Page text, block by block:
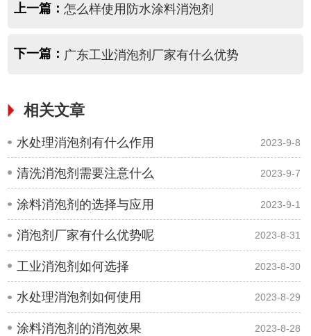
上一篇： 怎么样使用防水涂料消泡剂
下一篇： 广东工业消泡剂厂家有什么优势
相关文章
水处理消泡剂有什么作用 2023-9-8
清洗消泡剂需要注意什么 2023-9-7
涂料消泡剂的选择与应用 2023-9-1
消泡剂厂家有什么优势呢 2023-8-31
工业消泡剂如何选择 2023-8-30
水处理消泡剂如何使用 2023-8-29
涂料消泡剂的消泡效果 2023-8-28